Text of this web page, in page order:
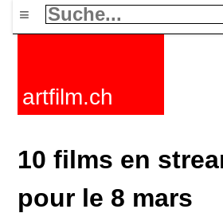
≡
artfilm.ch
10 films en
pour le 8 mars